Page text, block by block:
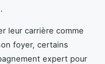
leur carrière comme
foyer, certains
expert pour